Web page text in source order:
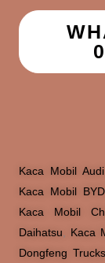
Kaca Mobil Audi
Kaca Mobil BYD
Kaca Mobil
Daihatsu
Kaca
Dongfeng Trucks